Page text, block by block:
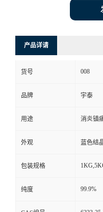
产品详请
货号 008
品牌 宇泰
用途 消炎镇
外观 蓝色结
包装规格
纯度 99.9%